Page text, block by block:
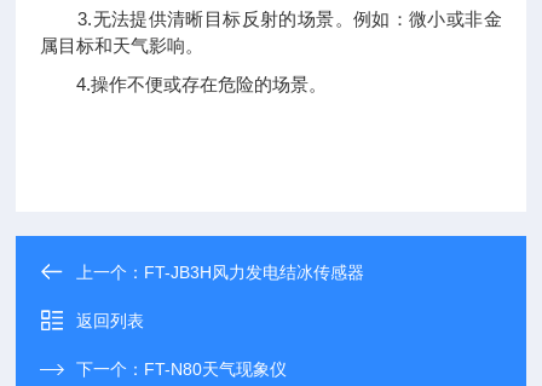
3.无法提供清晰目标反射的场景。例如：微小或非金
属目标和天气影响。
4.操作不便或存在危险的场景。
上一个： FT-JB3H风力发电结冰传感器
返回列表
下一个： FT-N80天气现象仪